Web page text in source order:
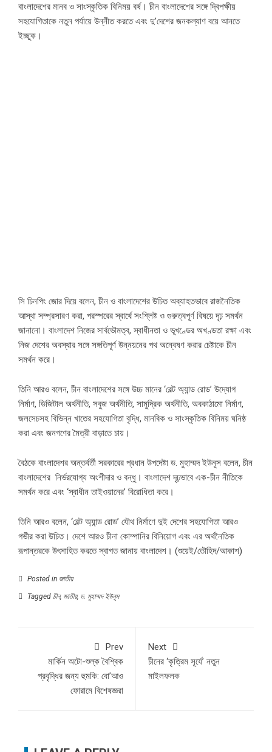
বাংলাদেশের মানব ও সাংস্কৃতিক বিনিময় বর্ষ। চীন বাংলাদেশের সঙ্গে দ্বিপক্ষীয়
সহযোগিতাকে নতুন পর্যায়ে উন্নীত করতে এবং দু’দেশের জনকল্যাণ বয়ে আনতে
ইচ্ছুক।
সি চিনপিং জোর দিয়ে বলেন, চীন ও বাংলাদেশের উচিত অব্যাহতভাবে রাজনৈতিক
আস্থা সম্প্রসারণ করা, পরস্পরের স্বার্থে সংশ্লিষ্ট ও গুরুত্বপূর্ণ বিষয়ে দৃঢ় সমর্থন
জানানো। বাংলাদেশ নিজের সার্বভৌমত্ব, স্বাধীনতা ও ভূখণ্ডের অখণ্ডতা রক্ষা এবং
নিজ দেশের অবস্থার সঙ্গে সঙ্গতিপূর্ণ উন্নয়নের পথ অন্বেষণ করার চেষ্টাকে চীন
সমর্থন করে।
তিনি আরও বলেন, চীন বাংলাদেশের সঙ্গে উচ্চ মানের ‘বেল্ট অ্যান্ড রোড’ উদ্যোগ
নির্মাণ, ডিজিটাল অর্থনীতি, সবুজ অর্থনীতি, সামুদ্রিক অর্থনীতি, অবকাঠামো নির্মাণ,
জলসেচসহ বিভিন্ন খাতের সহযোগিতা বৃদ্ধি, মানবিক ও সাংস্কৃতিক বিনিময় ঘনিষ্ঠ
করা এবং জনগণের মৈত্রী বাড়াতে চায়।
বৈঠকে বাংলাদেশর অন্তর্বর্তী সরকারের প্রধান উপদেষ্টা ড. মুহাম্মদ ইউনূস বলেন, চীন
বাংলাদেশের নির্ভরযোগ্য অংশীদার ও বন্ধু। বাংলাদেশ দৃঢ়ভাবে এক-চীন নীতিকে
সমর্থন করে এবং ‘স্বাধীন তাইওয়ানের’ বিরোধিতা করে।
তিনি আরও বলেন, ‘বেল্ট অ্যান্ড রোড’ যৌথ নির্মাণে দুই দেশের সহযোগিতা আরও
গভীর করা উচিত। দেশে আরও চীনা কোম্পানির বিনিয়োগ এবং এর অর্থনৈতিক
রূপান্তরকে উৎসাহিত করতে স্বাগত জানায় বাংলাদেশ। (শুয়েই/তৌহিদ/আকাশ)
Posted in জাতীয়
Tagged চীন, জাতীয়, ড. মুহাম্মদ ইউনূস
Prev
মার্কিন অটো-শুল্ক বৈশ্বিক
প্রবৃদ্ধির জন্য হুমকি: বো’আও
ফোরামে বিশেষজ্ঞরা
Next
চীনের ‘কৃত্রিম সূর্যে’ নতুন
মাইলফলক